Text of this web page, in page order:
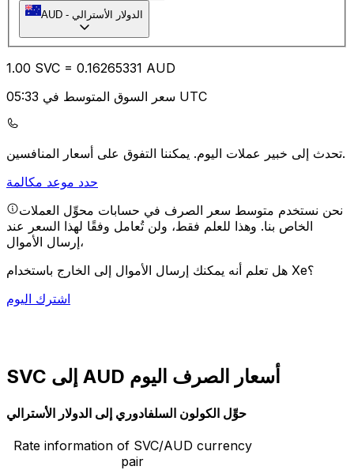
AUD - الدولار الأسترالي
1.00 SVC = 0.16265331 AUD
سعر السوق المتوسط في 05:33 UTC
تحدث إلى خبير عملات اليوم.يمكننا التفوق على أسعار المنافسين.
حدد موعد مكالمة
نحن نستخدم متوسط سعر الصرف في حسابات محوِّل العملات
الخاص بنا. وهذا للعلم فقط، ولن تُعامل وفقًا لهذا السعر عند
إرسال الأموال،
هل تعلم أنه يمكنك إرسال الأموال إلى الخارج باستخدام Xe؟
اشترك اليوم
SVC إلى AUD أسعار الصرف اليوم
حوِّل الكولون السلفادوري إلى الدولار الأسترالي
Rate information of SVC/AUD currency
pair